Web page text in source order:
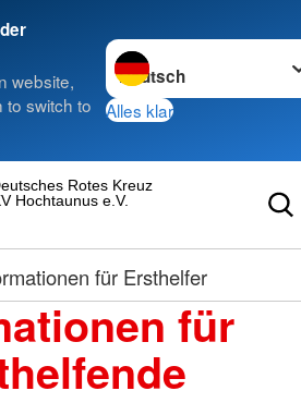
website,
to switch to
Sprache wechseln zu
Alles klar
Hochtaunus e.V.
Rotes Kreuz
für Ersthelfer
für